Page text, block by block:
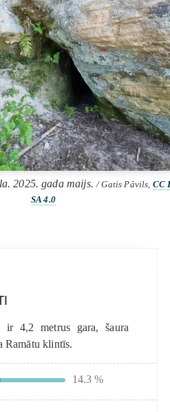
2025. gada maijs./ Gatis Pāvils, CC
SA 4.0
ir 4,2 metrus gara, šaura
Ramātu klintīs.
14.3 %